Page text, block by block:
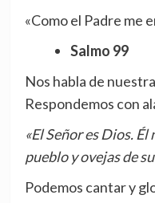
«Como el Padre me
Salmo 99
Nos habla de
Respondemos con
«El Señor es Dios.
pueblo y ovejas de
Podemos cantar y